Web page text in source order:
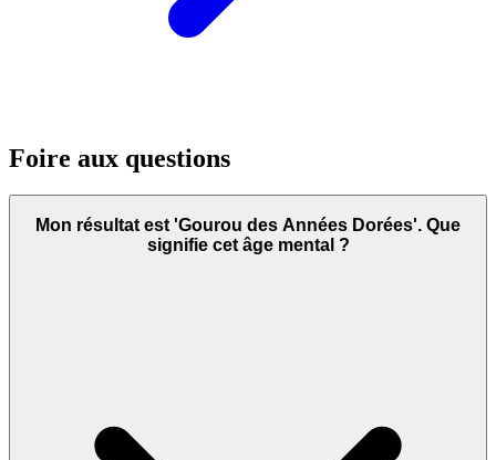
Foire aux questions
Mon résultat est 'Gourou des Années Dorées'. Que
signifie cet âge mental ?